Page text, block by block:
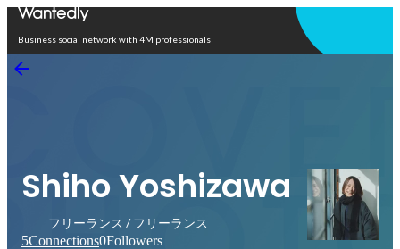
Business social network with 4M professionals
Shiho Yoshizawa
フリーランス / フリーランス
5Connections0Followers